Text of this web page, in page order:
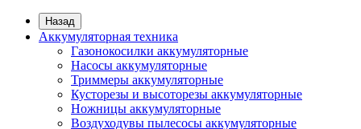
Назад
Аккумуляторная техника
Газонокосилки аккумуляторные
Насосы аккумуляторные
Триммеры аккумуляторные
Кусторезы и высоторезы аккумуляторные
Ножницы аккумуляторные
Воздуходувы пылесосы аккумуляторные